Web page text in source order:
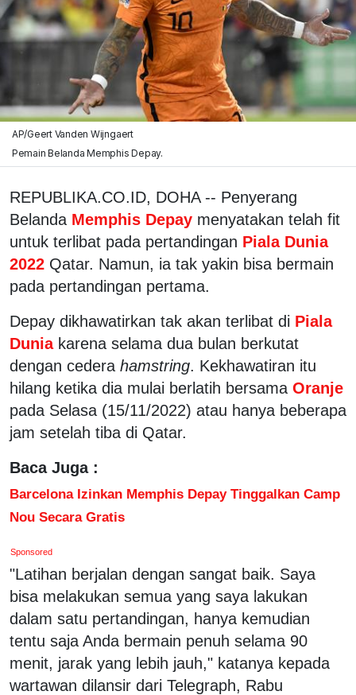
AP/Geert Vanden Wijngaert
Pemain Belanda Memphis Depay.
REPUBLIKA.CO.ID, DOHA -- Penyerang
Belanda Memphis Depay menyatakan telah fit
untuk terlibat pada pertandingan Piala Dunia
2022 Qatar. Namun, ia tak yakin bisa bermain
pada pertandingan pertama.
Depay dikhawatirkan tak akan terlibat di Piala
Dunia karena selama dua bulan berkutat
dengan cedera hamstring. Kekhawatiran itu
hilang ketika dia mulai berlatih bersama Oranje
pada Selasa (15/11/2022) atau hanya beberapa
jam setelah tiba di Qatar.
Baca Juga :
Barcelona Izinkan Memphis Depay Tinggalkan Camp
Nou Secara Gratis
Sponsored
"Latihan berjalan dengan sangat baik. Saya
bisa melakukan semua yang saya lakukan
dalam satu pertandingan, hanya kemudian
tentu saja Anda bermain penuh selama 90
menit, jarak yang lebih jauh," katanya kepada
wartawan dilansir dari Telegraph, Rabu